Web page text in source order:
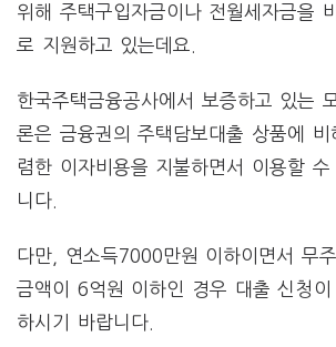
위해 주택구입자금이나 전월세자금을
로 지원하고 있는데요.
한국주택금융공사에서 보증하고 있는
론은 금융권의 주택담보대출 상품에 비
렴한 이자비용을 지불하면서 이용할
니다.
다만, 연소득7000만원 이하이면서 무
금액이 6억원 이하인 경우 대출 신청이
하시기 바랍니다.